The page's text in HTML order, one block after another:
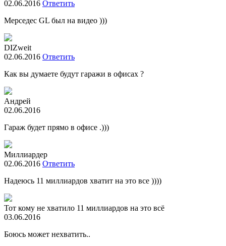
02.06.2016 Ответить
Мерседес GL был на видео )))
DIZweit
02.06.2016 Ответить
Как вы думаете будут гаражи в офисах ?
Андрей
02.06.2016
Гараж будет прямо в офисе .)))
Миллиардер
02.06.2016 Ответить
Надеюсь 11 миллиардов хватит на это все ))))
Тот кому не хватило 11 миллиардов на это всё
03.06.2016
Боюсь может нехватить..